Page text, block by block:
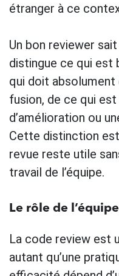
étranger à ce
Un bon reviewer
distingue ce qui est
qui doit
fusion, de ce qui
d’amélioration ou
Cette distinction
revue reste utile
travail de l’équipe.
Le rôle de l’équipe
La code review est
autant qu’une